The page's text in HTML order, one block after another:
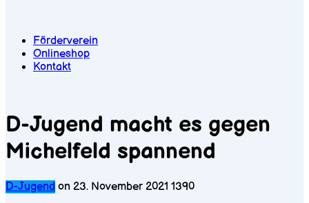
Förderverein
Onlineshop
Kontakt
D-Jugend macht es gegen
Michelfeld spannend
D-Jugend on 23. November 2021 1390